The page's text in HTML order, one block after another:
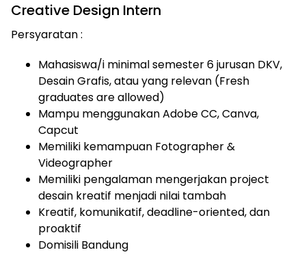
Creative Design Intern
Persyaratan :
Mahasiswa/i minimal semester 6 jurusan DKV,
Desain Grafis, atau yang relevan (Fresh
graduates are allowed)
Mampu menggunakan Adobe CC, Canva,
Capcut
Memiliki kemampuan Fotographer &
Videographer
Memiliki pengalaman mengerjakan project
desain kreatif menjadi nilai tambah
Kreatif, komunikatif, deadline-oriented, dan
proaktif
Domisili Bandung